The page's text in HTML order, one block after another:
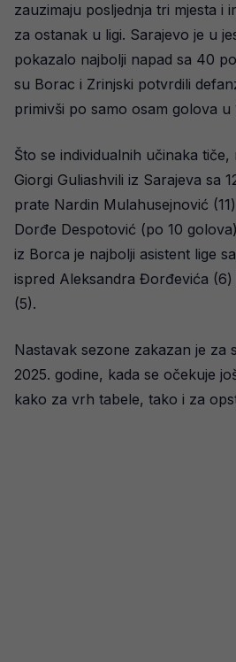
zauzimaju posljednja tri mjesta i
za ostanak u ligi. Sarajevo je u
pokazalo najbolji napad sa 40
su Borac i Zrinjski potvrdili
primivši po samo osam golova u
Što se individualnih učinaka tiče,
Giorgi Guliashvili iz Sarajeva sa
prate Nardin Mulahusejnović
Dorđe Despotović (po 10
iz Borca je najbolji asistent lige
ispred Aleksandra Đorđevića (6)
(5).
Nastavak sezone zakazan je za
2025. godine, kada se očekuje
kako za vrh tabele, tako i za